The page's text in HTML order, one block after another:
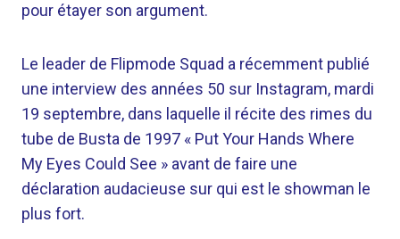
pour étayer son argument.
Le leader de Flipmode Squad a récemment publié
une interview des années 50 sur Instagram, mardi
19 septembre, dans laquelle il récite des rimes du
tube de Busta de 1997 « Put Your Hands Where
My Eyes Could See » avant de faire une
déclaration audacieuse sur qui est le showman le
plus fort.